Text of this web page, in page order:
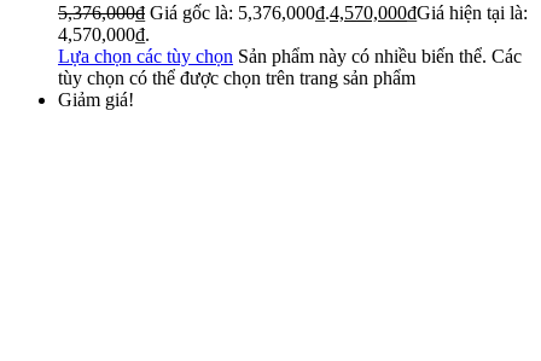
5,376,000₫ Giá gốc là: 5,376,000₫.4,570,000₫Giá hiện tại là:
4,570,000₫.
Lựa chọn các tùy chọn Sản phẩm này có nhiều biến thể. Các
tùy chọn có thể được chọn trên trang sản phẩm
Giảm giá!